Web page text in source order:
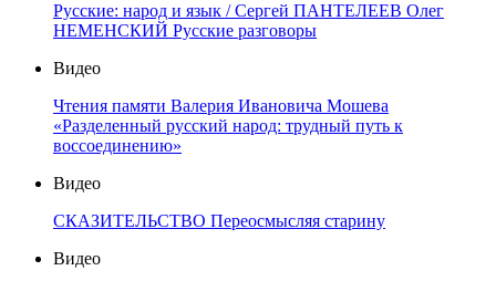
Русские: народ и язык / Сергей ПАНТЕЛЕЕВ Олег
НЕМЕНСКИЙ Русские разговоры
Видео
Чтения памяти Валерия Ивановича Мошева
«Разделенный русский народ: трудный путь к
воссоединению»
Видео
СКАЗИТЕЛЬСТВО Переосмысляя старину
Видео